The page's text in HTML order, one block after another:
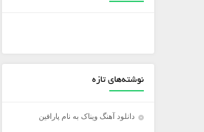
نوشته‌های تازه
دانلود آهنگ ویناک به نام پارافین